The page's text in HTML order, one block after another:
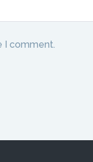
I comment.